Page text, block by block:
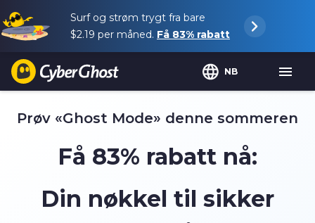
Surf og strøm trygt fra bare
$2.19 per måned. Få 83% rabatt
NB
Prøv «Ghost Mode» denne sommeren
Få 83% rabatt nå:
Din nøkkel til sikker